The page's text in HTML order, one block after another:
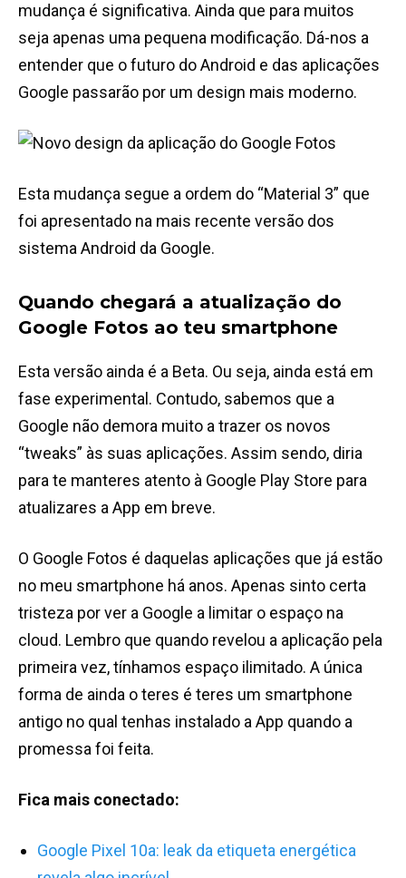
mudança é significativa. Ainda que para muitos
seja apenas uma pequena modificação. Dá-nos a
entender que o futuro do Android e das aplicações
Google passarão por um design mais moderno.
Esta mudança segue a ordem do “Material 3” que
foi apresentado na mais recente versão dos
sistema Android da Google.
Quando chegará a atualização do
Google Fotos ao teu smartphone
Esta versão ainda é a Beta. Ou seja, ainda está em
fase experimental. Contudo, sabemos que a
Google não demora muito a trazer os novos
“tweaks” às suas aplicações. Assim sendo, diria
para te manteres atento à Google Play Store para
atualizares a App em breve.
O Google Fotos é daquelas aplicações que já estão
no meu smartphone há anos. Apenas sinto certa
tristeza por ver a Google a limitar o espaço na
cloud. Lembro que quando revelou a aplicação pela
primeira vez, tínhamos espaço ilimitado. A única
forma de ainda o teres é teres um smartphone
antigo no qual tenhas instalado a App quando a
promessa foi feita.
Fica mais conectado:
Google Pixel 10a: leak da etiqueta energética